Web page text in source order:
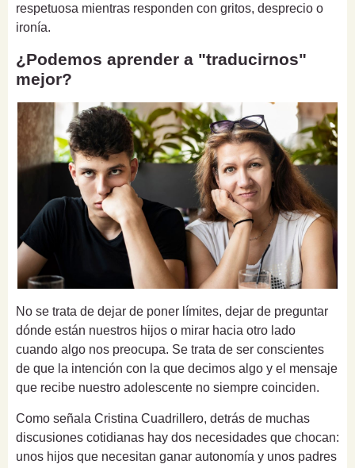
respetuosa mientras responden con gritos, desprecio o
ironía.
¿Podemos aprender a "traducirnos"
mejor?
No se trata de dejar de poner límites, dejar de preguntar
dónde están nuestros hijos o mirar hacia otro lado
cuando algo nos preocupa. Se trata de ser conscientes
de que la intención con la que decimos algo y el mensaje
que recibe nuestro adolescente no siempre coinciden.
Como señala Cristina Cuadrillero, detrás de muchas
discusiones cotidianas hay dos necesidades que chocan:
unos hijos que necesitan ganar autonomía y unos padres